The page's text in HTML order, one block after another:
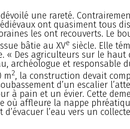
une rareté.
ont quasiment tous
les ont recouverts. Le
bâtie au XVe siècle. Elle
« Des agriculteurs sur le
archéologue et responsable
m2, la construction devait
d’un escalier
à pain et un évier. Cette
où affleure la nappe
l’eau vers un